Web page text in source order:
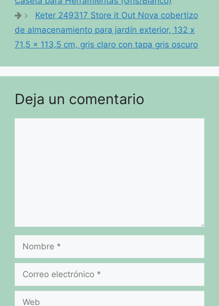
Keter 249317 Store it Out Nova cobertizo
de almacenamiento para jardín exterior, 132 x
71,5 x 113,5 cm, gris claro con tapa gris oscuro
Deja un comentario
electrónico